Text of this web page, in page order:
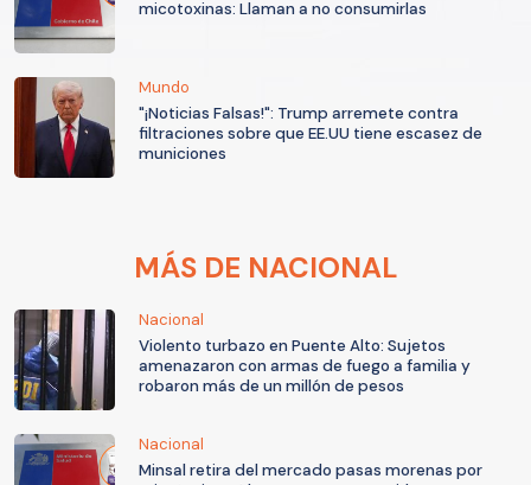
micotoxinas: Llaman a no consumirlas
Mundo
"¡Noticias Falsas!": Trump arremete contra
filtraciones sobre que EE.UU tiene escasez de
municiones
MÁS DE NACIONAL
Nacional
Violento turbazo en Puente Alto: Sujetos
amenazaron con armas de fuego a familia y
robaron más de un millón de pesos
Nacional
Minsal retira del mercado pasas morenas por